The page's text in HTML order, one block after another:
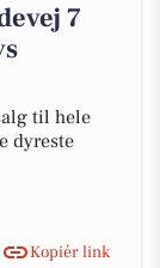
7
til hele
dyreste
Kopiér link